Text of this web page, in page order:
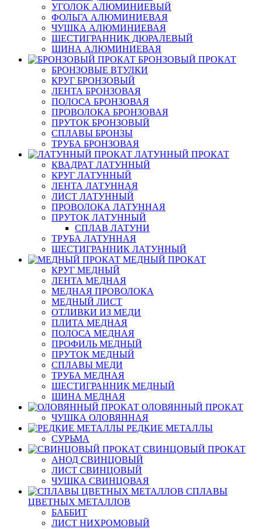
УГОЛОК АЛЮМИНИЕВЫЙ
ФОЛЬГА АЛЮМИНИЕВАЯ
ЧУШКА АЛЮМИНИЕВАЯ
ШЕСТИГРАННИК ДЮРАЛЕВЫЙ
ШИНА АЛЮМИНИЕВАЯ
БРОНЗОВЫЙ ПРОКАТ
БРОНЗОВЫЕ ВТУЛКИ
КРУГ БРОНЗОВЫЙ
ЛЕНТА БРОНЗОВАЯ
ПОЛОСА БРОНЗОВАЯ
ПРОВОЛОКА БРОНЗОВАЯ
ПРУТОК БРОНЗОВЫЙ
СПЛАВЫ БРОНЗЫ
ТРУБА БРОНЗОВАЯ
ЛАТУННЫЙ ПРОКАТ
КВАДРАТ ЛАТУННЫЙ
КРУГ ЛАТУННЫЙ
ЛЕНТА ЛАТУННАЯ
ЛИСТ ЛАТУННЫЙ
ПРОВОЛОКА ЛАТУННАЯ
ПРУТОК ЛАТУННЫЙ
СПЛАВ ЛАТУНИ
ТРУБА ЛАТУННАЯ
ШЕСТИГРАННИК ЛАТУННЫЙ
МЕДНЫЙ ПРОКАТ
КРУГ МЕДНЫЙ
ЛЕНТА МЕДНАЯ
МЕДНАЯ ПРОВОЛОКА
МЕДНЫЙ ЛИСТ
ОТЛИВКИ ИЗ МЕДИ
ПЛИТА МЕДНАЯ
ПОЛОСА МЕДНАЯ
ПРОФИЛЬ МЕДНЫЙ
ПРУТОК МЕДНЫЙ
СПЛАВЫ МЕДИ
ТРУБА МЕДНАЯ
ШЕСТИГРАННИК МЕДНЫЙ
ШИНА МЕДНАЯ
ОЛОВЯННЫЙ ПРОКАТ
ЧУШКА ОЛОВЯННАЯ
РЕДКИЕ МЕТАЛЛЫ
СУРЬМА
СВИНЦОВЫЙ ПРОКАТ
АНОД СВИНЦОВЫЙ
ЛИСТ СВИНЦОВЫЙ
ЧУШКА СВИНЦОВАЯ
СПЛАВЫ
ЦВЕТНЫХ МЕТАЛЛОВ
БАББИТ
ЛИСТ НИХРОМОВЫЙ